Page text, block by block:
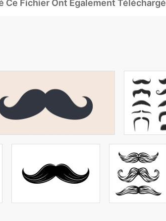
Ce Fichier Ont Également Téléchargé